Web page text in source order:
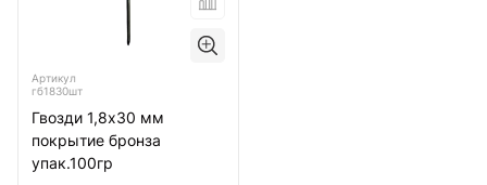
Артикул
гб1830шт
Гвозди 1,8х30 мм
покрытие бронза
упак.100гр